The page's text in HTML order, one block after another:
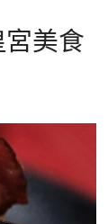
美食